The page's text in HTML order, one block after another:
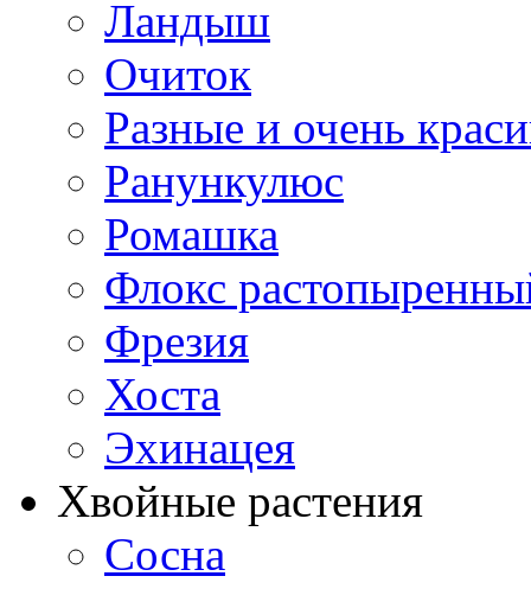
Ландыш
Очиток
Разные и очень
Ранункулюс
Ромашка
Флокс
Фрезия
Хоста
Эхинацея
Хвойные растения
Сосна